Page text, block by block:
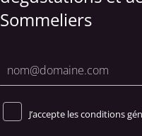
Sommeliers
J’accepte les conditions